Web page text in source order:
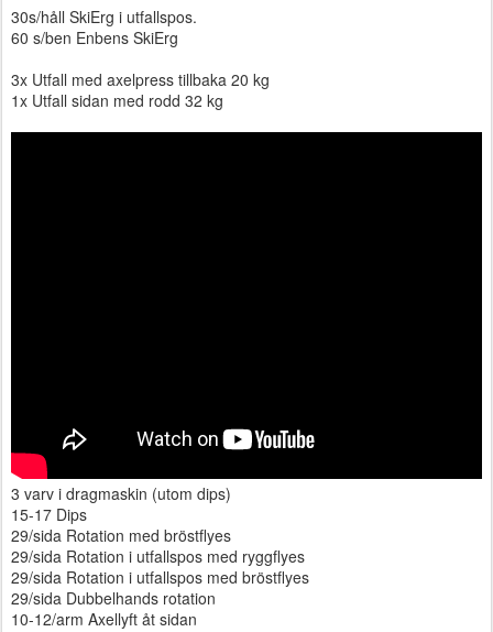
30s/håll SkiErg i utfallspos.
60 s/ben Enbens SkiErg
3x Utfall med axelpress tillbaka 20 kg
1x Utfall sidan med rodd 32 kg
3 varv i dragmaskin (utom dips)
15-17 Dips
29/sida Rotation med bröstflyes
29/sida Rotation i utfallspos med ryggflyes
29/sida Rotation i utfallspos med bröstflyes
29/sida Dubbelhands rotation
10-12/arm Axellyft åt sidan